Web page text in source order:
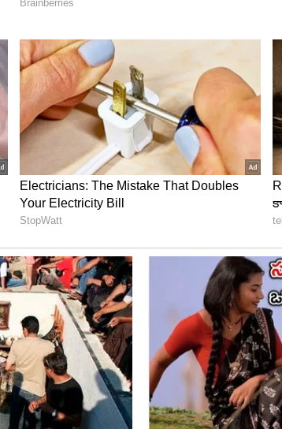
న్యూస్‌, సినిమా జర్నలిజం, ఎంటర్‌టైన్‌మెంట్‌ రంగంలో
పేరుతో రాసిన ప్రత్యేక కథనాలు విశేష
తెలుగులో ఎంటర్‌టైన్‌ మెంట్ టీమ్‌ని లీడ్‌ చేస్తున్నారు. సబ్‌
ఉంది. ఎంటర్‌టైన్‌మెంట్‌ విభాగంలో సినిమా, టీవీ, ఓటీటీ కి
విషయాలను, సినిమా రివ్యూలు, విశ్లేషణాత్మక కథనాలు
క్వాలిటీ జర్నలిజాన్ని ముందుకు తీసుకెళ్లడంలో